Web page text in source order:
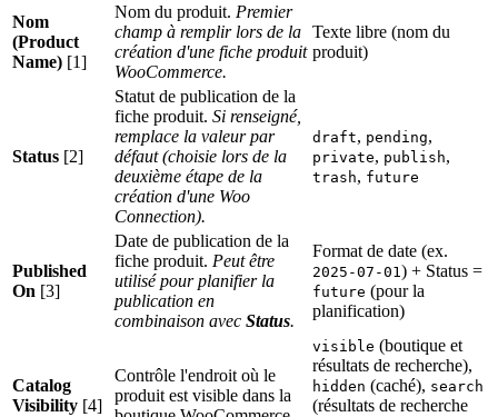
Nom
(Product
Name) [1]
Nom du produit. Premier
champ à remplir lors de la
création d'une fiche produit
WooCommerce.
Texte libre (nom du
produit)
Status [2]
Statut de publication de la
fiche produit. Si renseigné,
remplace la valeur par
défaut (choisie lors de la
deuxième étape de la
création d'une Woo
Connection).
draft, pending,
private, publish,
trash, future
Published
On [3]
Date de publication de la
fiche produit. Peut être
utilisé pour planifier la
publication en
combinaison avec Status.
Format de date (ex.
2025-07-01 ) + Status =
future (pour la
planification)
Catalog
Visibility [4]
Contrôle l'endroit où le
produit est visible dans la
visible (boutique et
résultats de recherche),
hidden (caché), search
(résultats de recherche